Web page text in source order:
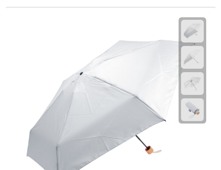
Manicuresets
Naaisetjes
Parfum